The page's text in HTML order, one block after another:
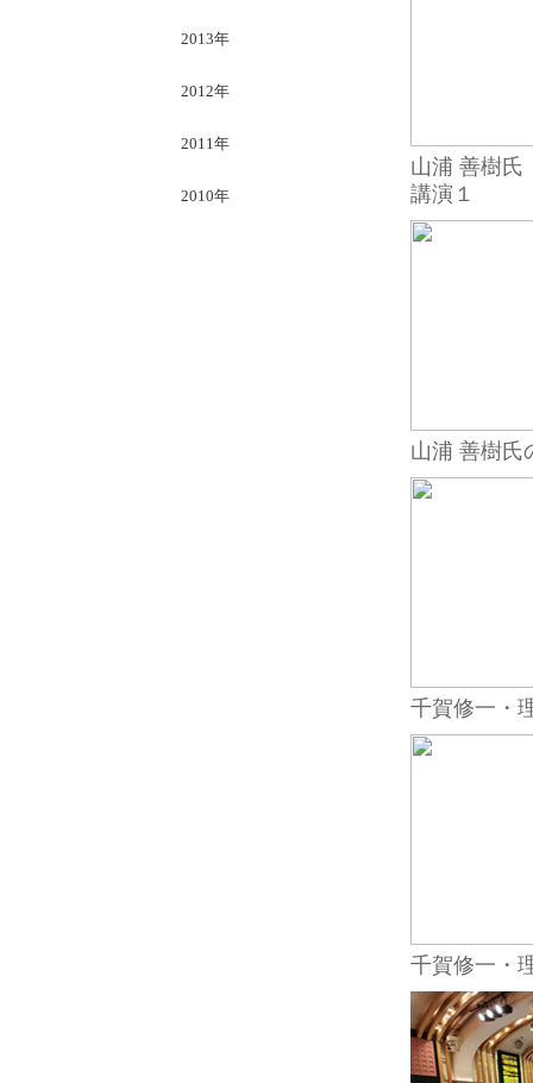
山浦 善樹氏
講演１
山浦 善樹氏
千賀修一・
千賀修一・
2013年
2012年
2011年
2010年